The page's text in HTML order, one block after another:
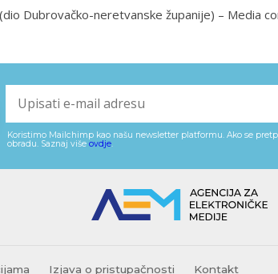
Dubrovačko-neretvanske županije) – Media
Koristimo Mailchimp kao našu newsletter platformu. Ako se
obradu. Saznaj više ovdje.
Izjava o pristupačnosti Kontakt